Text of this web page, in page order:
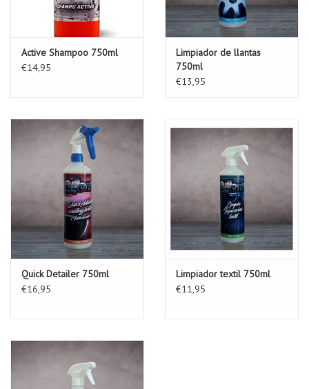
Active Shampoo 750ml
€14,95
Limpiador de llantas
750ml
€13,95
Quick Detailer 750ml
€16,95
Limpiador textil 750ml
€11,95